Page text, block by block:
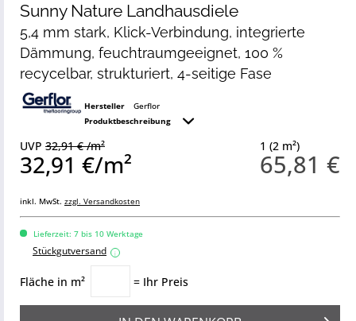
Sunny Nature Landhausdiele
5,4 mm stark, Klick-Verbindung, integrierte
Dämmung, feuchtraumgeeignet, 100 %
recycelbar, strukturiert, 4-seitige Fase
Hersteller
Gerflor
Produktbeschreibung
1 (2 m²)
65,81 €
UVP 32,91 € /m²
32,91 €/m²
inkl. MwSt. zzgl. Versandkosten
Lieferzeit: 7 bis 10 Werktage
Stückgutversand i
Fläche in m² = Ihr Preis